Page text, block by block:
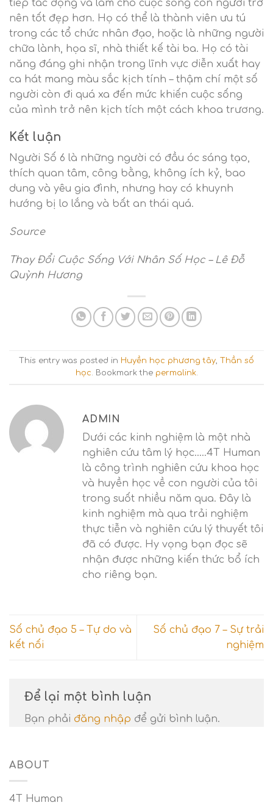
tiếp tác động và làm cho cuộc sống con người trở
nên tốt đẹp hơn. Họ có thể là thành viên ưu tú
trong các tổ chức nhân đạo, hoặc là những người
chữa lành, họa sĩ, nhà thiết kế tài ba. Họ có tài
năng đáng ghi nhận trong lĩnh vực diễn xuất hay
ca hát mang màu sắc kịch tính – thậm chí một số
người còn đi quá xa đến mức khiến cuộc sống
của mình trở nên kịch tích một cách khoa trương.
Kết luận
Người Số 6 là những người có đầu óc sáng tạo,
thích quan tâm, công bằng, không ích kỷ, bao
dung và yêu gia đình, nhưng hay có khuynh
hướng bị lo lắng và bất an thái quá.
Source
Thay Đổi Cuộc Sống Với Nhân Số Học – Lê Đỗ
Quỳnh Hương
This entry was posted in Huyền học phương tây,
Thần số
học. Bookmark the permalink.
ADMIN
Dưới các kinh nghiệm là một nhà
nghiên cứu tâm lý học.....4T Human
là công trình nghiên cứu khoa học
và huyền học về con người của tôi
trong suốt nhiều năm qua. Đây là
kinh nghiệm mà qua trải nghiệm
thực tiễn và nghiên cứu lý thuyết tôi
đã có được. Hy vọng bạn đọc sẽ
nhận được những kiến thức bổ ích
cho riêng bạn.
Số chủ đạo 5 – Tự do và
kết nối
Số chủ đạo 7 – Sự trải
nghiệm
Để lại một bình luận
Bạn phải đăng nhập để gửi bình luận.
ABOUT
4T Human